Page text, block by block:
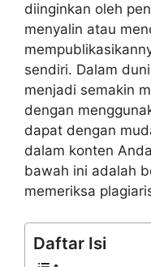
diinginkan oleh
menyalin atau
sendiri. Dalam
menjadi semakin
dengan
dapat dengan
dalam konten
bawah ini adalah
memeriksa
Daftar Isi